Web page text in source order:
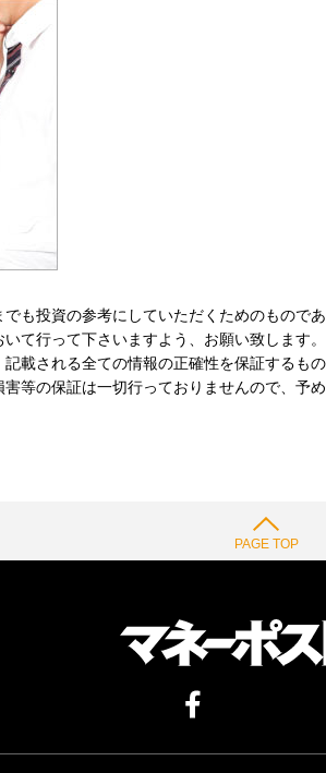
も投資の参考にしていただくためのもので
て行って下さいますよう、お願い致します
載される全ての情報の正確性を保証するもの
等の保証は一切行っておりませんので、予め
PAGE TOP